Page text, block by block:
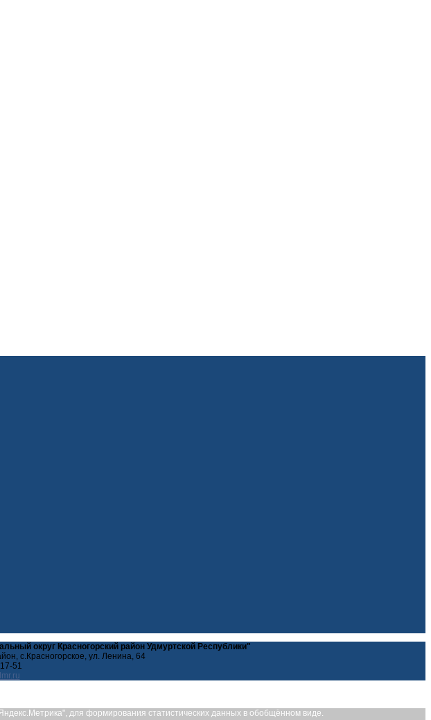
округ Красногорский район Удмуртской Республики"
с.Красногорское, ул. Ленина, 64
51
для формирования статистических данных в обобщённом виде.